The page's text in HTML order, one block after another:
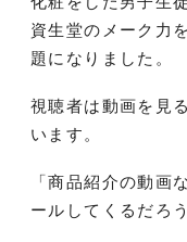
資生堂のメーク力
題になりました。
視聴者は動画を見
います。
「商品紹介の動画
ールしてくるだろう